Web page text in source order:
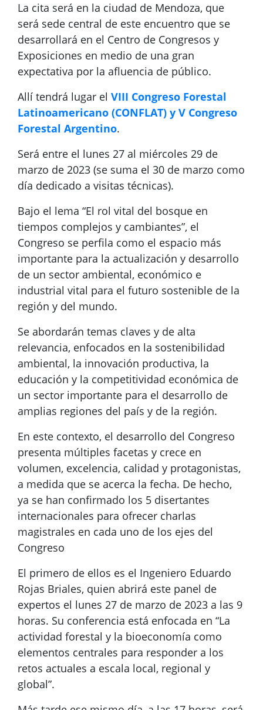
La cita será en la ciudad de Mendoza, que
será sede central de este encuentro que se
desarrollará en el Centro de Congresos y
Exposiciones en medio de una gran
expectativa por la afluencia de público.
Allí tendrá lugar el VIII Congreso Forestal
Latinoamericano (CONFLAT) y V Congreso
Forestal Argentino.
Será entre el lunes 27 al miércoles 29 de
marzo de 2023 (se suma el 30 de marzo como
día dedicado a visitas técnicas).
Bajo el lema “El rol vital del bosque en
tiempos complejos y cambiantes”, el
Congreso se perfila como el espacio más
importante para la actualización y desarrollo
de un sector ambiental, económico e
industrial vital para el futuro sostenible de la
región y del mundo.
Se abordarán temas claves y de alta
relevancia, enfocados en la sostenibilidad
ambiental, la innovación productiva, la
educación y la competitividad económica de
un sector importante para el desarrollo de
amplias regiones del país y de la región.
En este contexto, el desarrollo del Congreso
presenta múltiples facetas y crece en
volumen, excelencia, calidad y protagonistas,
a medida que se acerca la fecha. De hecho,
ya se han confirmado los 5 disertantes
internacionales para ofrecer charlas
magistrales en cada uno de los ejes del
Congreso
El primero de ellos es el Ingeniero Eduardo
Rojas Briales, quien abrirá este panel de
expertos el lunes 27 de marzo de 2023 a las 9
horas. Su conferencia está enfocada en “La
actividad forestal y la bioeconomía como
elementos centrales para responder a los
retos actuales a escala local, regional y
global”.